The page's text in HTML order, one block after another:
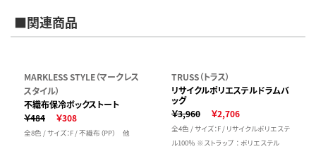
■関連商品
MARKLESS STYLE（マークレス
スタイル）
不織布保冷ボックストート
￥484
￥308
全8色 / サイズ：F / 不織布（PP） 他
TRUSS（トラス）
リサイクルポリエステルドラムバ
ッグ
￥3,960
￥2,706
全4色 / サイズ：F / リサイクルポリエステ
ル100％ ※ストラップ ： ポリエステル